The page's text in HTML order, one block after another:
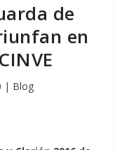
de
en
| Blog